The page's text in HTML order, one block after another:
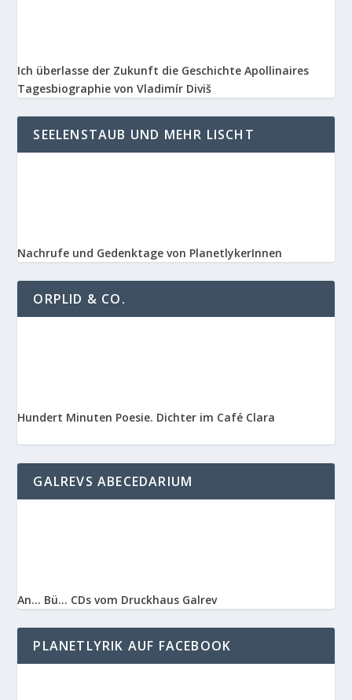
Ich überlasse der Zukunft die Geschichte Apollinaires
Tagesbiographie von Vladimír Diviš
SEELENSTAUB UND MEHR LISCHT
Nachrufe und Gedenktage von PlanetlykerInnen
ORPLID & CO.
Hundert Minuten Poesie. Dichter im Café Clara
GALREVS ABECEDARIUM
An… Bü… CDs vom Druckhaus Galrev
PLANETLYRIK AUF FACEBOOK